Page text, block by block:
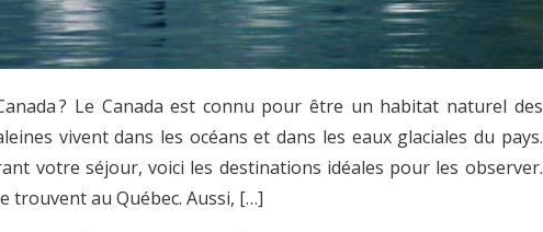
? Le Canada est connu pour être un habitat naturel des
vivent dans les océans et dans les eaux glaciales du pays.
votre séjour, voici les destinations idéales pour les observer.
trouvent au Québec. Aussi, […]